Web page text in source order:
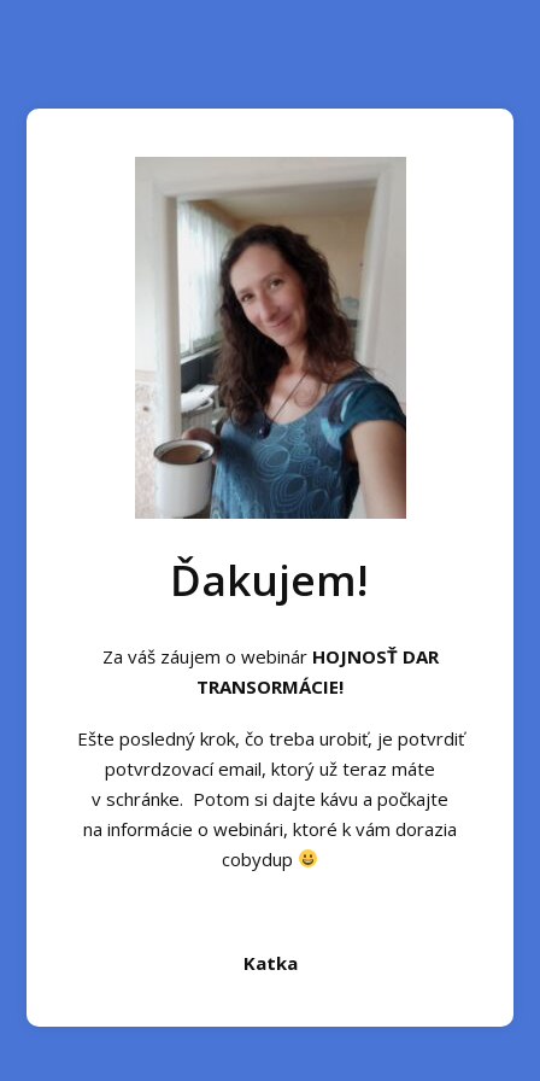
Ďakujem!
Za váš záujem o webinárHOJNOSŤ DAR
TRANSORMÁCIE!
Ešte posledný krok, čo treba urobiť, je potvrdiť
potvrdzovací email, ktorý už teraz máte
v schránke. Potom si dajte kávu a počkajte
na informácie o webinári, ktoré k vám dorazia
cobydup
Katka